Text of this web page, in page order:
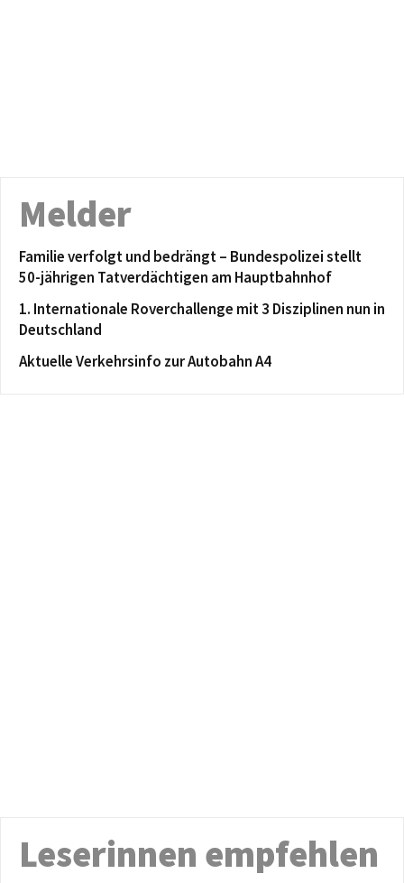
Melder
Familie verfolgt und bedrängt – Bundespolizei stellt
50-jährigen Tatverdächtigen am Hauptbahnhof
1. Internationale Roverchallenge mit 3 Disziplinen nun in
Deutschland
Aktuelle Verkehrsinfo zur Autobahn A4
Leserinnen empfehlen